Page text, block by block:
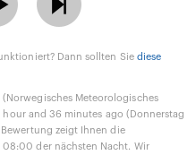
Dann sollten Sie diese
(Norwegisches Meteorologisches
and 36 minutes ago (Donnerstag
zeigt Ihnen die
der nächsten Nacht. Wir